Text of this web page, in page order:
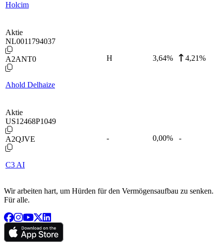
Holcim
Aktie
NL0011794037
A2ANT0
Ahold Delhaize
H 3,64% 4,21%
Aktie
US12468P1049
A2QJVE
C3 AI
- 0,00% -
Wir arbeiten hart, um Hürden für den Vermögensaufbau zu senken.
Für alle.